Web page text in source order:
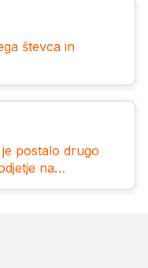
števca in
postalo drugo
na